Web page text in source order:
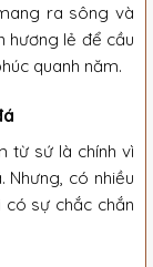
ra sông và
hương lẻ để cầu
quanh năm.
từ sứ là chính vì
có nhiều
sự chắc chắn